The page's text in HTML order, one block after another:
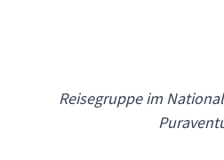
Reisegruppe im